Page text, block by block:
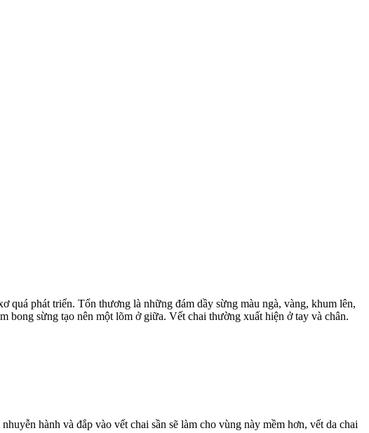
quá phát triển. Tổn thương là những đám dầy sừng màu ngà, vàng, khum lên,
sừng tạo nên một lõm ở giữa. Vết chai thường xuất hiện ở tay và chân.
hành và đắp vào vết chai sần sẽ làm cho vùng này mềm hơn, vết da chai